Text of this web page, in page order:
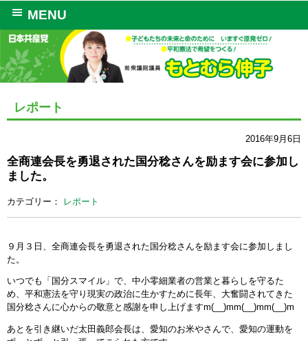
MENU
レポート
2016年9月6日
全商連会長を勇退された国分稔さんを励ます会に参加し
ました。
カテゴリー： レポート
９月３日、全商連会長を勇退された国分稔さんを励ます会に参加しまし
た。
いつでも「国分スマイル」で、中小零細業者の営業と暮らしを守るた
め、平和憲法を守り現実の政治に生かすために長年、大奮闘されてきた
国分稔さんに心からの敬意と感謝を申し上げますm(__)mm(__)mm(__)m
あとを引き継いだ太田義郎会長は、愛知のお米やさんで、愛知の運動を